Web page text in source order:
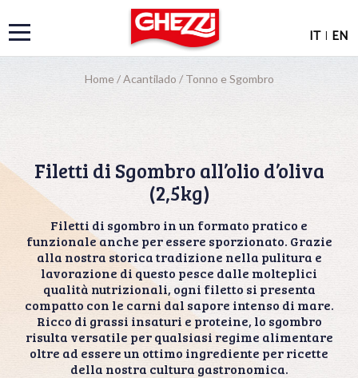
IT | EN
Home /Acantilado / Tonno e Sgombro
Filetti di Sgombro all’olio d’oliva
(2,5kg)
Filetti di sgombro in un formato pratico e
funzionale anche per essere sporzionato. Grazie
alla nostra storica tradizione nella pulitura e
lavorazione di questo pesce dalle molteplici
qualità nutrizionali, ogni filetto si presenta
compatto con le carni dal sapore intenso di mare.
Ricco di grassi insaturi e proteine, lo sgombro
risulta versatile per qualsiasi regime alimentare
oltre ad essere un ottimo ingrediente per ricette
della nostra cultura gastronomica.